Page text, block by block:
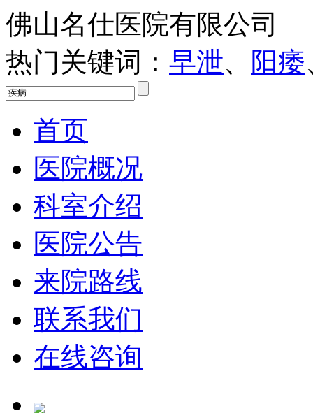
佛山名仕医院有限公司
热门关键词： 早泄、 阳痿
首页
医院概况
科室介绍
医院公告
来院路线
联系我们
在线咨询